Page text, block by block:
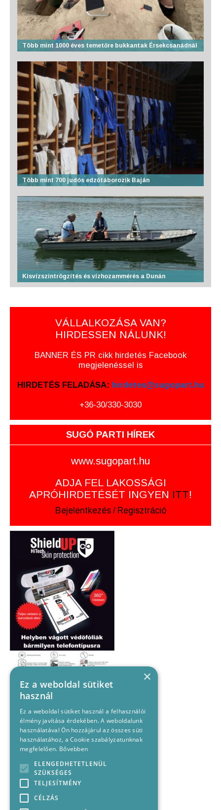
Több mint 1000 éves temetőre bukkantak Érsekcsanádnál
Több mint 700 judós edzőtáborozik Baján
Kisvízszintrögzítés és vízhozammérés a Dunán
VÁLLALKOZÁSA VAN?
HIRDESSEN NÁLUNK!
BANNER ÉS PR cikk hirdetés Facebook
megjelenéssel is
HIRDETÉS FELADÁSA: hirdetes@sugopart.hu
+36-30/330-3030
SUGÓ PARTI HÍREK
www.sugopart.hu
ADJA FEL LAKOSSÁGI
APRÓHIRDETÉSÉT INGYEN ITT!
Bejelentkezés / Regisztráció
×
Ez a weboldal sütiket
használ
Ez a weboldal sütiket használ a felhasználói
élmény javítása érdekében. A weboldalunk
használatával Ön hozzájárul az összes süti
használatához, a Cookie szabályzatunknak
megfelelően. Bővebben
ELENGEDHETETLENÜL
SZÜKSÉGES
TELJESÍTMÉNY
CÉLZÁS